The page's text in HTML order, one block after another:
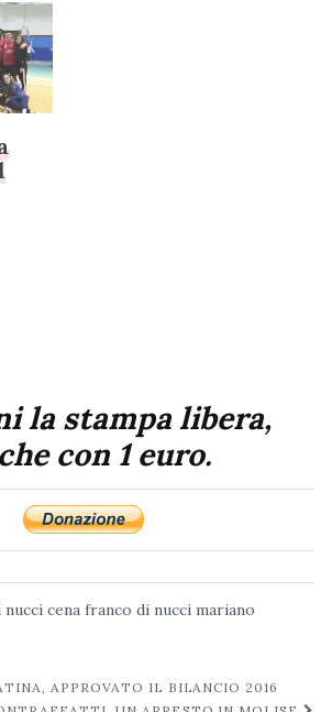
la stampa libera,
con 1 euro.
nucci cena franco di nucci mariano
APPROVATO IL BILANCIO 2016